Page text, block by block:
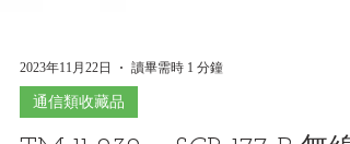
2023年11月22日